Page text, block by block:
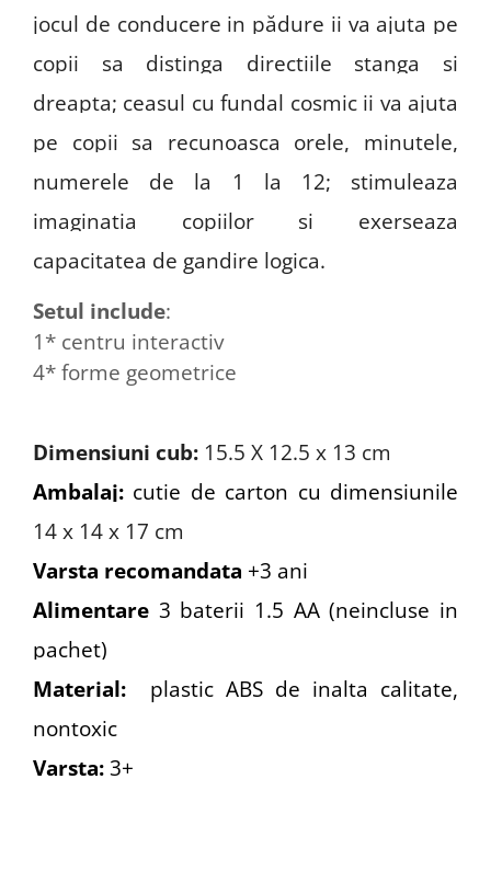
jocul de conducere in pădure ii va ajuta pe
copii sa distinga directiile stanga si
dreapta; ceasul cu fundal cosmic ii va ajuta
pe copii sa recunoasca orele, minutele,
numerele de la 1 la 12; stimuleaza
imaginatia copiilor si exerseaza
capacitatea de gandire logica.
Setul include:
1* centru interactiv
4* forme geometrice
Dimensiuni cub: 15.5 X 12.5 x 13 cm
Ambalaj: cutie de carton cu dimensiunile
14 x 14 x 17 cm
Varsta recomandata +3 ani
Alimentare 3 baterii 1.5 AA (neincluse in
pachet)
Material: plastic ABS de inalta calitate,
nontoxic
Varsta: 3+